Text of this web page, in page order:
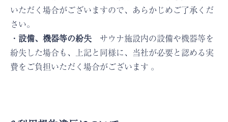
いただく場合がございますので、あらかじめご了承くだ
さい。
・設備、機器等の紛失 サウナ施設内の設備や機器等を
紛失した場合も、上記と同様に、当社が必要と認める実
費をご負担いただく場合がございます 。